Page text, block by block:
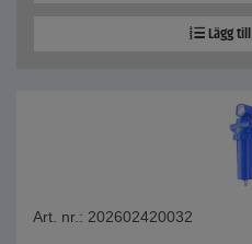
Lägg
Art. nr.: 202602420032